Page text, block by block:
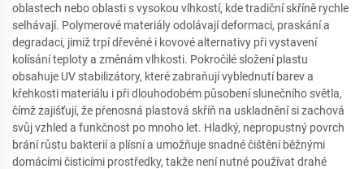
oblastech nebo oblasti s vysokou vlhkostí, kde tradiční skříně rychle
selhávají. Polymerové materiály odolávají deformaci, praskání a
degradaci, jimiž trpí dřevěné i kovové alternativy při vystavení
kolísání teploty a změnám vlhkosti. Pokročilé složení plastu
obsahuje UV stabilizátory, které zabraňují vyblednutí barev a
křehkosti materiálu i při dlouhodobém působení slunečního světla,
čímž zajišťují, že přenosná plastová skříň na uskladnění si zachová
svůj vzhled a funkčnost po mnoho let. Hladký, nepropustný povrch
brání růstu bakterií a plísní a umožňuje snadné čištění běžnými
domácími čisticími prostředky, takže není nutné používat drahé